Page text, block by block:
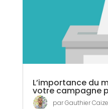
L’importance du
votre campagne
parGauthier